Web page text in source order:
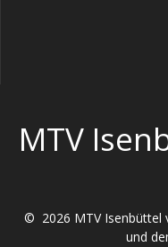
MTV
© 2026 MTV Isenbüttel
und